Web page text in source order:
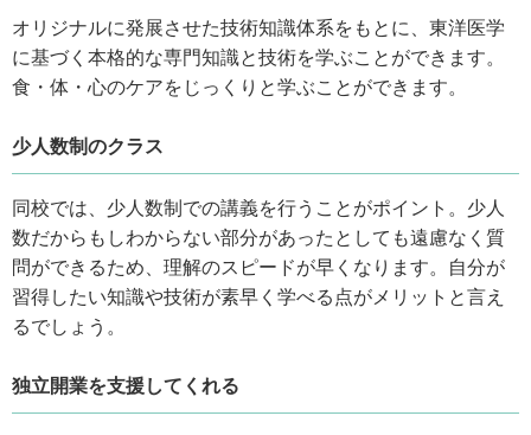
オリジナルに発展させた技術知識体系をもとに、東洋医学
に基づく本格的な専門知識と技術を学ぶことができます。
食・体・心のケアをじっくりと学ぶことができます。
少人数制のクラス
同校では、少人数制での講義を行うことがポイント。少人
数だからもしわからない部分があったとしても遠慮なく質
問ができるため、理解のスピードが早くなります。自分が
習得したい知識や技術が素早く学べる点がメリットと言え
るでしょう。
独立開業を支援してくれる